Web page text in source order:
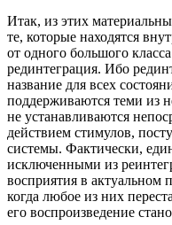
Итак, из этих
те, которые находятся
от одного большого
рединтеграция. Ибо
название для всех
поддерживаются теми из
не устанавливаются
действием стимулов,
системы. Фактически,
исключенными из
восприятия в актуальном
когда любое из них
его воспроизведение